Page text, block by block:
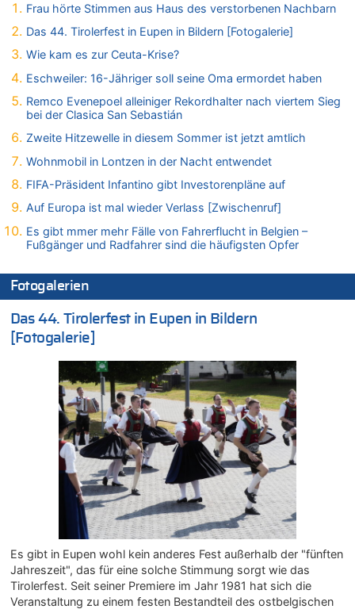
05.08.2026 - 19:21 von Hugo Egon Bernhard von Sinnen zu
Mehrere Menschen in Londons City niedergestochen
05.08.2026 - 19:17 von Pierre zu
Zweite Hitzewelle in diesem Sommer ist jetzt amtlich
Wasserstand des Rheins in NRW so niedrig wie noch nie
05.08.2026 - 19:11 von Carine zu
Wie kam es zur Ceuta-Krise?
05.08.2026 - 19:09 von Carine zu
05.08.2026 - 18:55 von Der Patriot zu
05.08.2026 - 18:35 von Der Patriot zu
Wasserstand des Rheins in NRW so niedrig wie noch nie
05.08.2026 - 18:31 von Der Patriot zu
Mehrere Menschen in Londons City niedergestochen
Wasserstand des Rheins in NRW so niedrig wie noch nie
05.08.2026 - 17:32 von Peter G zu
Mehrere Menschen in Londons City niedergestochen
05.08.2026 - 17:19 von Chips zu
Wasserstand des Rheins in NRW so niedrig wie noch nie
05.08.2026 - 17:18 von Chips zu
Wasserstand des Rheins in NRW so niedrig wie noch nie
05.08.2026 - 17:05 von Dax zu
Wie kam es zur Ceuta-Krise?
05.08.2026 - 17:00 von Chips zu
Wasserstand des Rheins in NRW so niedrig wie noch nie
05.08.2026 - 17:00 von Dax zu
Wie kam es zur Ceuta-Krise?
Frau hörte Stimmen aus Haus des verstorbenen Nachbarn
Das 44. Tirolerfest in Eupen in Bildern [Fotogalerie]
Wie kam es zur Ceuta-Krise?
Eschweiler: 16-Jähriger soll seine Oma ermordet haben
Remco Evenepoel alleiniger Rekordhalter nach viertem Sieg
bei der Clasica San Sebastián
Zweite Hitzewelle in diesem Sommer ist jetzt amtlich
Wohnmobil in Lontzen in der Nacht entwendet
FIFA-Präsident Infantino gibt Investorenpläne auf
Auf Europa ist mal wieder Verlass [Zwischenruf]
Es gibt mmer mehr Fälle von Fahrerflucht in Belgien –
Fußgänger und Radfahrer sind die häufigsten Opfer
Fotogalerien
Das 44. Tirolerfest in Eupen in Bildern
[Fotogalerie]
Es gibt in Eupen wohl kein anderes Fest außerhalb der "fünften
Jahreszeit", das für eine solche Stimmung sorgt wie das
Tirolerfest. Seit seiner Premiere im Jahr 1981 hat sich die
Veranstaltung zu einem festen Bestandteil des ostbelgischen